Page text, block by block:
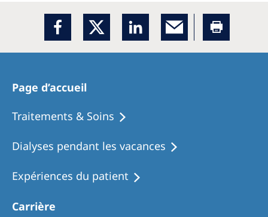
Page d’accueil
Traitements & Soins
Dialyses pendant les vacances
Expériences du patient
Carrière